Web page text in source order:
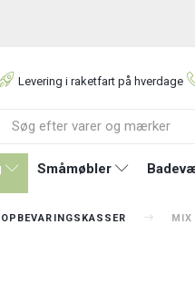
Levering i raketfart på hverdage
Småmøbler
OPBEVARINGSKASSER MIX